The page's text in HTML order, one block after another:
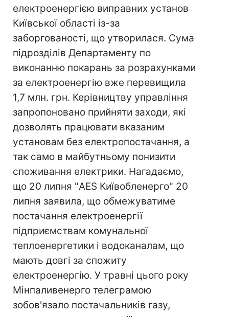
електроенергією виправних установ
Київської області із-за
заборгованості, що утворилася. Сума
підрозділів Департаменту по
виконанню покарань за розрахунками
за електроенергію вже перевищила
1,7 млн. грн. Керівництву управління
запропоновано прийняти заходи, які
дозволять працювати вказаним
установам без електропостачання, а
так само в майбутньому понизити
споживання електрики. Нагадаємо,
що 20 липня "AES Київобленерго" 20
липня заявила, що обмежуватиме
постачання електроенергії
підприємствам комунальної
теплоенергетики і водоканалам, що
мають довгі за спожиту
електроенергію. У травні цього року
Мінпаливенерго телеграмою
зобов'язало постачальників газу,